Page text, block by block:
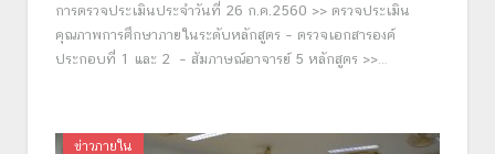
การตรวจประเมินประจำวันที่ 26 ก.ค.2560 >> ตรวจประเมิน
คุณภาพการศึกษาภายในระดับหลักสูตร – ตรวจเอกสารองค์
ประกอบที่ 1 และ 2 – สัมภาษณ์อาจารย์ 5 หลักสูตร >>…
ข่าวภายใน